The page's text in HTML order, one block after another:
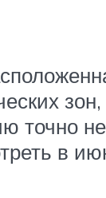
точно
в